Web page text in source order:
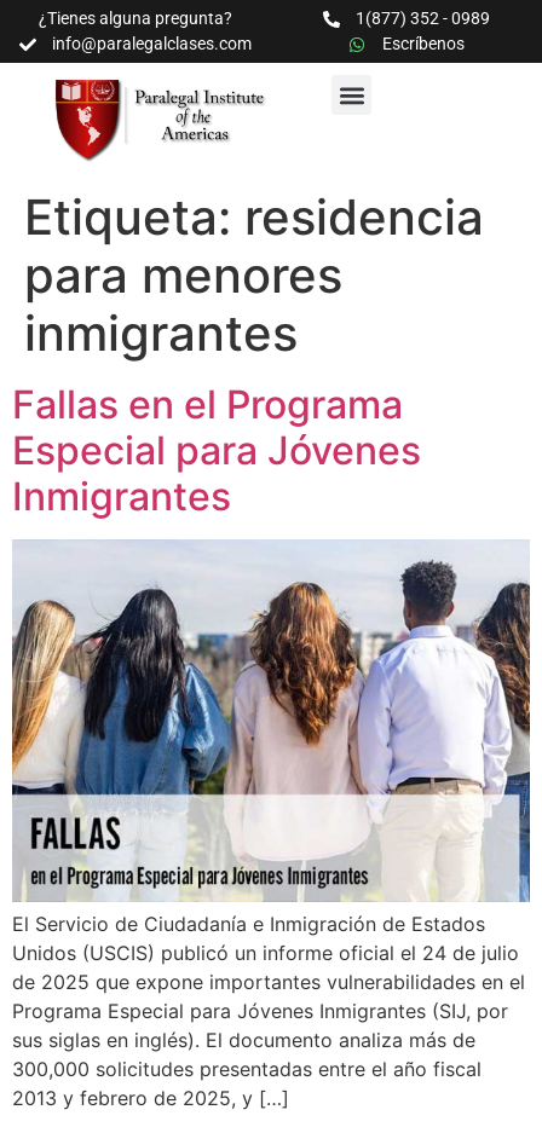
¿Tienes alguna pregunta?
1(877) 352 - 0989
info@paralegalclases.com
Escríbenos
Etiqueta: residencia
para menores
inmigrantes
Fallas en el Programa
Especial para Jóvenes
Inmigrantes
El Servicio de Ciudadanía e Inmigración de Estados
Unidos (USCIS) publicó un informe oficial el 24 de julio
de 2025 que expone importantes vulnerabilidades en el
Programa Especial para Jóvenes Inmigrantes (SIJ, por
sus siglas en inglés). El documento analiza más de
300,000 solicitudes presentadas entre el año fiscal
2013 y febrero de 2025, y […]